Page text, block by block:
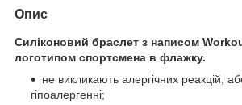
Опис
Силіконовий браслет з написом
логотипом спортсмена в флажку.
не викликають алергічних реакцій,
гіпоалергенні;